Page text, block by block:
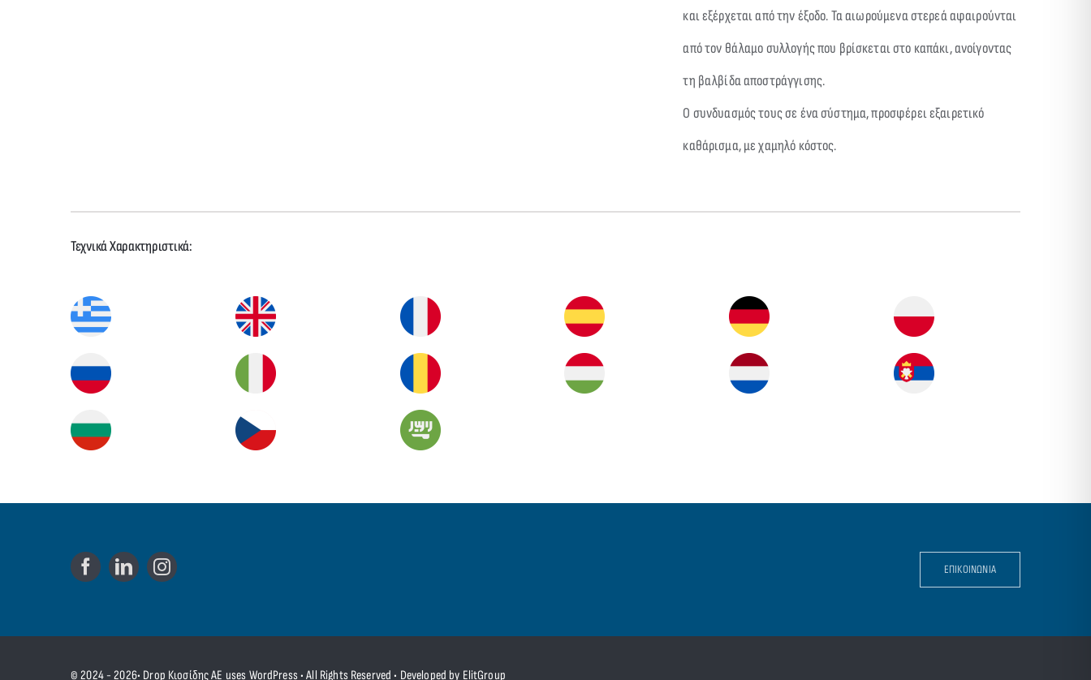
και εξέρχεται από την έξοδο. Τα αιωρούμενα στερεά αφαιρούνται
από τον θάλαμο συλλογής που βρίσκεται στο καπάκι, ανοίγοντας
τη βαλβίδα αποστράγγισης.
Ο συνδυασμός τους σε ένα σύστημα, προσφέρει εξαιρετικό
καθάρισμα, με χαμηλό κόστος.
Τεχνικά Χαρακτηριστικά:
ΕΠΙΚΟΙΝΩΝΙΑ
© 2024 - 2026• Drop Κιοσίδης ΑΕ uses WordPress • All Rights Reserved • Developed by ElitGroup